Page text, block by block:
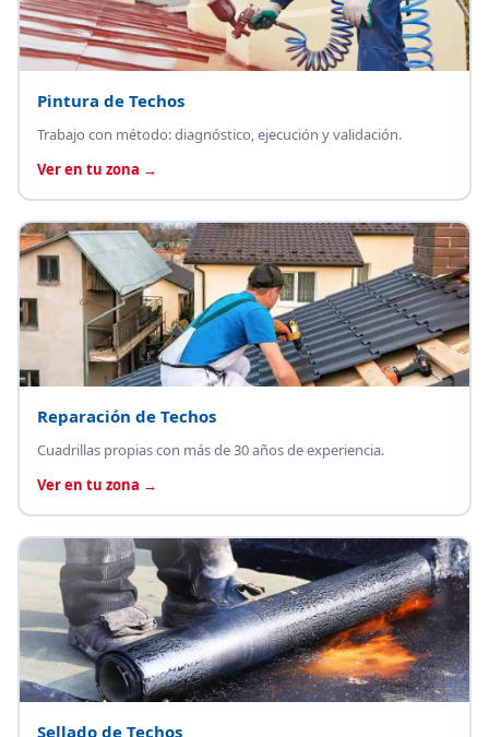
Pintura de Techos
Trabajo con método: diagnóstico, ejecución y validación.
Ver en tu zona →
Reparación de Techos
Cuadrillas propias con más de 30 años de experiencia.
Ver en tu zona →
Sellado de Techos